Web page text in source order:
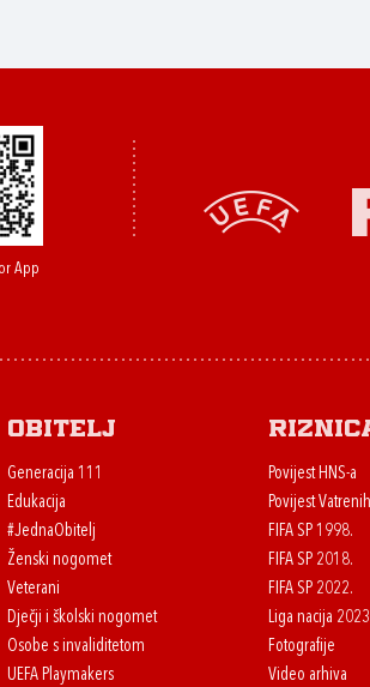
App
Obitelj
Generacija 111
Edukacija
#JednaObitelj
Ženski nogomet
Veterani
Dječji i školski nogomet
Osobe s invaliditetom
UEFA Playmakers
Povijest HNS-a
Povijest Vatrenih
FIFA SP 1998.
FIFA SP 2018.
FIFA SP 2022.
Liga nacija
Fotografije
Video arhiva